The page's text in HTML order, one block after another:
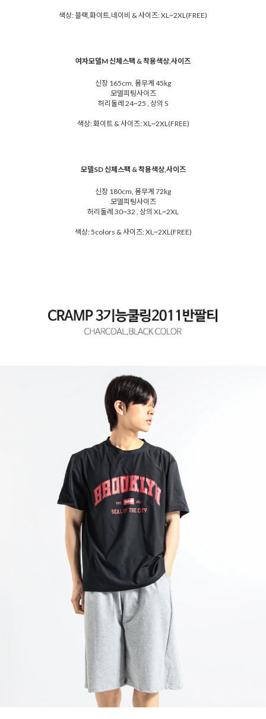
색상: 블랙,화이트,네이비 & 사이즈: XL~2XL(FREE)
여자모델M 신체스팩 & 착용색상,사이즈
신장 165cm, 몸무게 45kg
모델피팅사이즈
허리둘레 24~25 , 상의 S
색상: 화이트 & 사이즈: XL~2XL(FREE)
모델SD 신체스팩 & 착용색상,사이즈
신장 180cm, 몸무게 72kg
모델피팅사이즈
허리둘레 30~32 , 상의 XL~2XL
색상: 5colors & 사이즈: XL~2XL(FREE)